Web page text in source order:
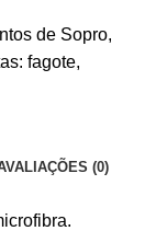
de Sopro,
fagote,
(0)